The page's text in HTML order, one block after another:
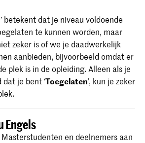
’ betekent dat je niveau voldoende
te kunnen worden, maar
zeker is of we je daadwerkelijk
aanbieden, bijvoorbeeld omdat er
plek is in de opleiding. Alleen als je
je bent ‘Toegelaten’, kun je zeker
Engels
en deelnemers aan